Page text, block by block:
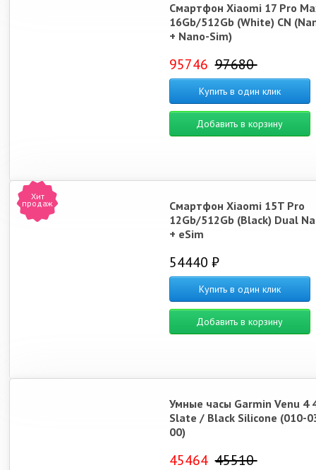
Смартфон Xiaomi 17 Pro
16Gb/512Gb (White) CN
+ Nano-Sim)
95746 97680
Купить в один клик
Добавить в корзину
Хит
продаж
Смартфон Xiaomi 15T Pro
12Gb/512Gb (Black) Dual
+ eSim
54440 ₽
Купить в один клик
Добавить в корзину
Умные часы Garmin Venu 4
Slate / Black Silicone (010-
00)
45464 45510